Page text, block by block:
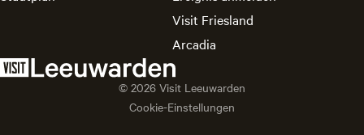
Visit Friesland
Arcadia
© 2026 Visit Leeuwarden
Cookie-Einstellungen